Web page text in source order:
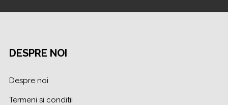
DESPRE NOI
Despre noi
Termeni si conditii